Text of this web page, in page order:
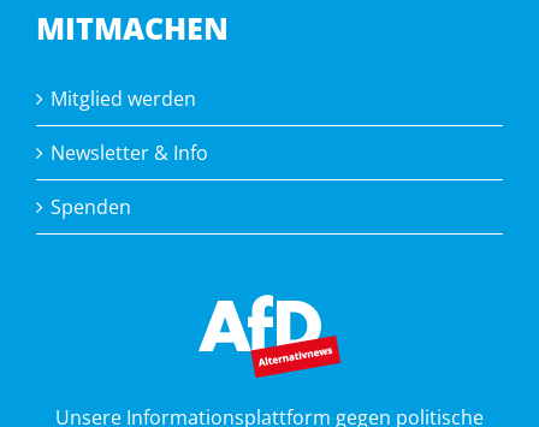
MITMACHEN
Mitglied werden
Newsletter & Info
Spenden
Unsere Informationsplattform gegen politische